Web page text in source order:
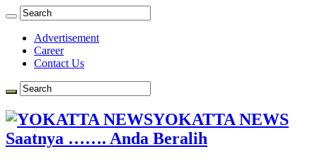
Advertisement
Career
Contact Us
YOKATTA NEWS
Saatnya ……. Anda Beralih